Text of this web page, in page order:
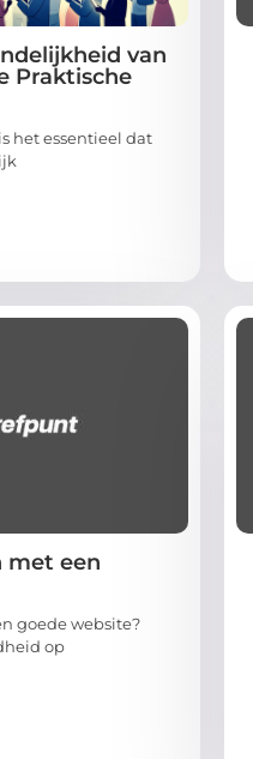
van
Praktische
het essentieel dat
met een
goede website?
op